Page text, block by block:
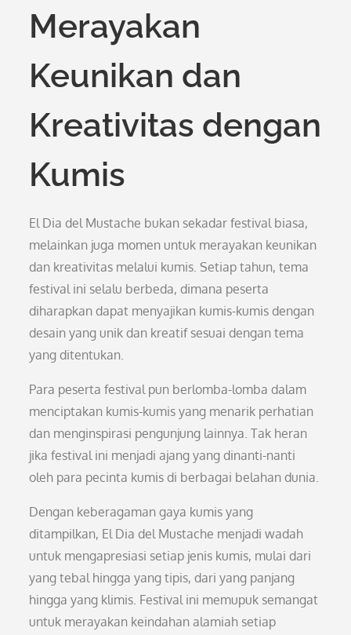
Merayakan
Keunikan dan
Kreativitas dengan
Kumis
El Dia del Mustache bukan sekadar festival biasa,
melainkan juga momen untuk merayakan keunikan
dan kreativitas melalui kumis. Setiap tahun, tema
festival ini selalu berbeda, dimana peserta
diharapkan dapat menyajikan kumis-kumis dengan
desain yang unik dan kreatif sesuai dengan tema
yang ditentukan.
Para peserta festival pun berlomba-lomba dalam
menciptakan kumis-kumis yang menarik perhatian
dan menginspirasi pengunjung lainnya. Tak heran
jika festival ini menjadi ajang yang dinanti-nanti
oleh para pecinta kumis di berbagai belahan dunia.
Dengan keberagaman gaya kumis yang
ditampilkan, El Dia del Mustache menjadi wadah
untuk mengapresiasi setiap jenis kumis, mulai dari
yang tebal hingga yang tipis, dari yang panjang
hingga yang klimis. Festival ini memupuk semangat
untuk merayakan keindahan alamiah setiap